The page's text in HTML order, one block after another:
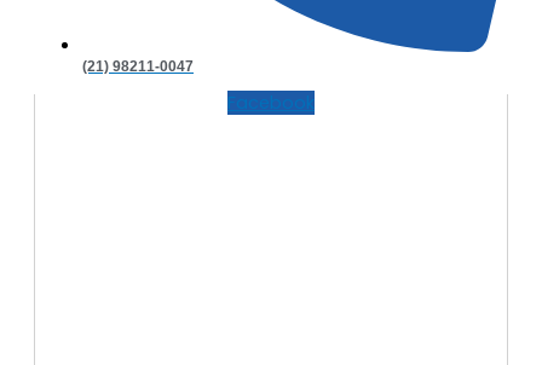
(21) 98211-0047
Facebook